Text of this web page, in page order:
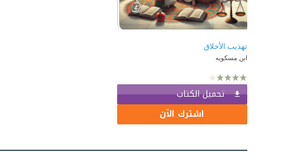
تهذيب الأخلاق
ابن مسكويه
تحميل الكتاب
اشترك الآن